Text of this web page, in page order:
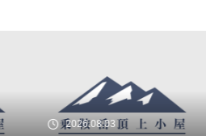
2026.08.03